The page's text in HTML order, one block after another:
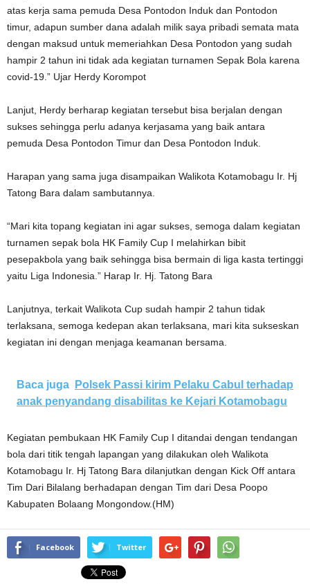
atas kerja sama pemuda Desa Pontodon Induk dan Pontodon
timur, adapun sumber dana adalah milik saya pribadi semata mata
dengan maksud untuk memeriahkan Desa Pontodon yang sudah
hampir 2 tahun ini tidak ada kegiatan turnamen Sepak Bola karena
covid-19.” Ujar Herdy Korompot
Lanjut, Herdy berharap kegiatan tersebut bisa berjalan dengan
sukses sehingga perlu adanya kerjasama yang baik antara
pemuda Desa Pontodon Timur dan Desa Pontodon Induk.
Harapan yang sama juga disampaikan Walikota Kotamobagu Ir. Hj
Tatong Bara dalam sambutannya.
“Mari kita topang kegiatan ini agar sukses, semoga dalam kegiatan
turnamen sepak bola HK Family Cup I melahirkan bibit
pesepakbola yang baik sehingga bisa bermain di liga kasta tertinggi
yaitu Liga Indonesia.” Harap Ir. Hj. Tatong Bara
Lanjutnya, terkait Walikota Cup sudah hampir 2 tahun tidak
terlaksana, semoga kedepan akan terlaksana, mari kita sukseskan
kegiatan ini dengan menjaga keamanan bersama.
Baca juga
Polsek Passi kirim Pelaku Cabul terhadap
anak penyandang disabilitas ke Kejari Kotamobagu
Kegiatan pembukaan HK Family Cup I ditandai dengan tendangan
bola dari titik tengah lapangan yang dilakukan oleh Walikota
Kotamobagu Ir. Hj Tatong Bara dilanjutkan dengan Kick Off antara
Tim Dari Bilalang berhadapan dengan Tim dari Desa Poopo
Kabupaten Bolaang Mongondow.(HM)
Facebook Twitter